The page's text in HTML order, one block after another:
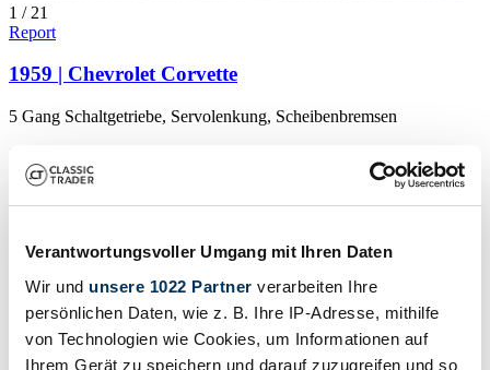
Verantwortungsvoller Umgang mit Ihren Daten
Wir und unsere 1022 Partner verarbeiten Ihre
persönlichen Daten, wie z. B. Ihre IP-Adresse, mithilfe
von Technologien wie Cookies, um Informationen auf
Ihrem Gerät zu speichern und darauf zuzugreifen und so
1 / 21
Report
1959 | Chevrolet Corvette
5 Gang Schaltgetriebe, Servolenkung, Scheibenbremsen
£89,990
Manufacturer code
Body style
Mileage (read)
Power (kW/hp)
149 / 203
Show vehicle
Vehicle ad